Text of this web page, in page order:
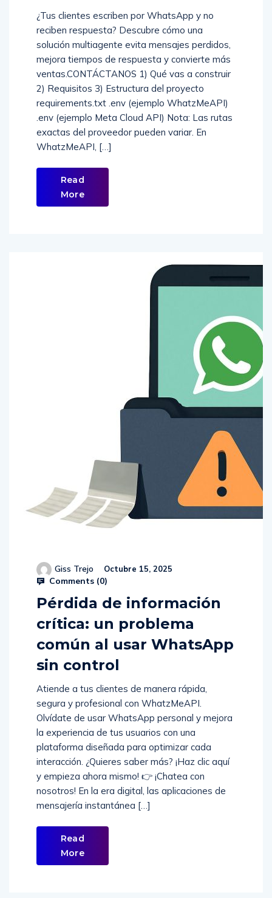
¿Tus clientes escriben por WhatsApp y no
reciben respuesta? Descubre cómo una
solución multiagente evita mensajes perdidos,
mejora tiempos de respuesta y convierte más
ventas.CONTÁCTANOS 1) Qué vas a construir
2) Requisitos 3) Estructura del proyecto
requirements.txt .env (ejemplo WhatzMeAPI)
.env (ejemplo Meta Cloud API) Nota: Las rutas
exactas del proveedor pueden variar. En
WhatzMeAPI, […]
Read
More
Giss Trejo Octubre 15, 2025
Comments (0)
Pérdida de información
crítica: un problema
común al usar WhatsApp
sin control
Atiende a tus clientes de manera rápida,
segura y profesional con WhatzMeAPI.
Olvídate de usar WhatsApp personal y mejora
la experiencia de tus usuarios con una
plataforma diseñada para optimizar cada
interacción. ¿Quieres saber más? ¡Haz clic aquí
y empieza ahora mismo! 👉 ¡Chatea con
nosotros! En la era digital, las aplicaciones de
mensajería instantánea […]
Read
More